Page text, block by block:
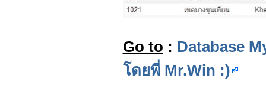
Go to : Database
โดยพี่ Mr.Win :)